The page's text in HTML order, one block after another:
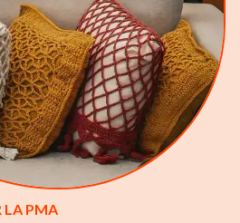
LA PMA